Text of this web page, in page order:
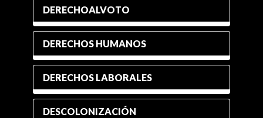
DERECHOALVOTO
DERECHOS HUMANOS
DERECHOS LABORALES
DESCOLONIZACIÓN